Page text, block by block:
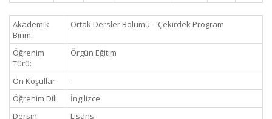
Akademik
Birim:
Ortak Dersler Bölümü – Çekirdek Program
Öğrenim
Türü:
Örgün Eğitim
Ön Koşullar
-
Öğrenim Dili:
İngilizce
Dersin
Lisans